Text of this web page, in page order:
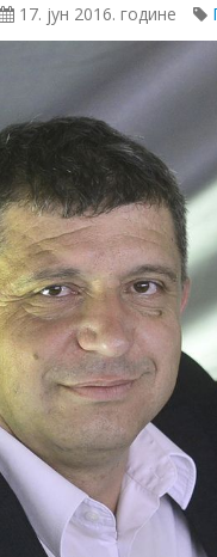
17. јун 2016. године